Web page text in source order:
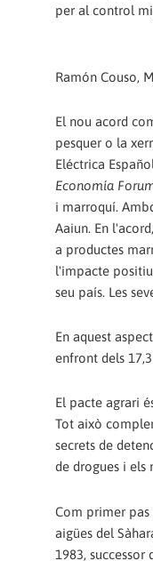
per al control
Ramón Couso,
El nou acord
pesquer o la
Eléctrica
Economía
i marroquí.
Aaiun. En
a productes
l'impacte
seu país. Les
En aquest
enfront dels
El pacte agrari
Tot això
secrets de
de drogues i els
Com primer pas
aigües del
1983,